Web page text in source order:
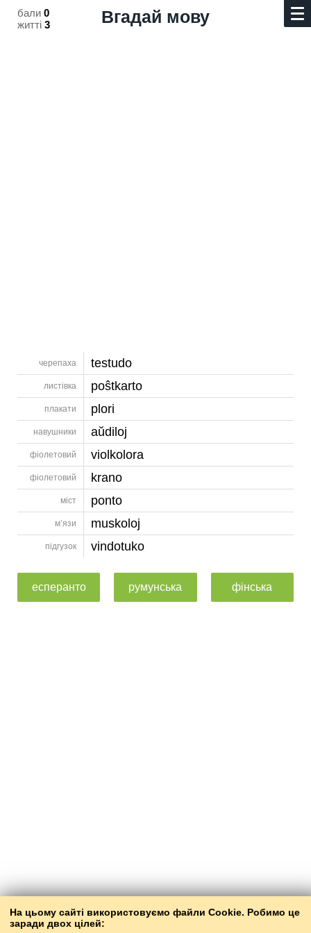
бали 0
житті 3 Вгадай мову
черепаха testudo
листівка poŝtkarto
плакати plori
навушники aŭdiloj
фіолетовий violkolora
фіолетовий krano
міст ponto
м’язи muskoloj
підгузок vindotuko
есперанто румунська фінська
На цьому сайті використовуємо файли Cookie. Робимо це
заради двох цілей: